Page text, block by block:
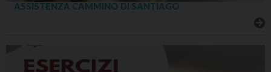
ASSISTENZA CAMMINO DI SANTIAGO